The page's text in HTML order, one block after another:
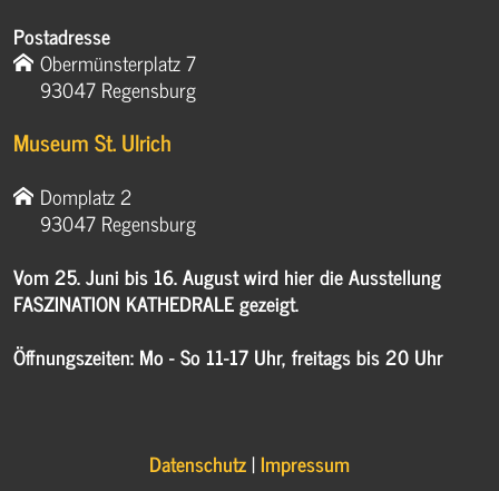
Postadresse
Obermünsterplatz 7
93047 Regensburg
Museum St. Ulrich
Domplatz 2
93047 Regensburg
Vom 25. Juni bis 16. August wird hier die Ausstellung
FASZINATION KATHEDRALE gezeigt.
Öffnungszeiten: Mo - So 11-17 Uhr, freitags bis 20 Uhr
Datenschutz|Impressum